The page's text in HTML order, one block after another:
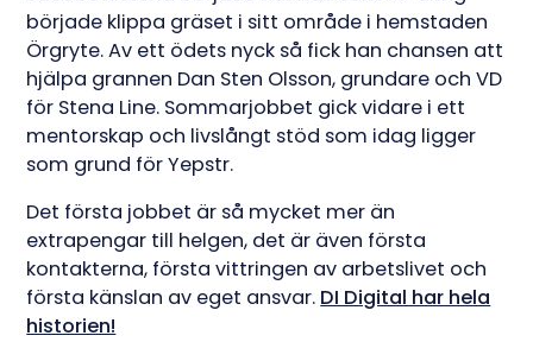
började klippa gräset i sitt område i hemstaden
Örgryte. Av ett ödets nyck så fick han chansen att
hjälpa grannen Dan Sten Olsson, grundare och VD
för Stena Line. Sommarjobbet gick vidare i ett
mentorskap och livslångt stöd som idag ligger
som grund för Yepstr.
Det första jobbet är så mycket mer än
extrapengar till helgen, det är även första
kontakterna, första vittringen av arbetslivet och
första känslan av eget ansvar. DI Digital har hela
historien!